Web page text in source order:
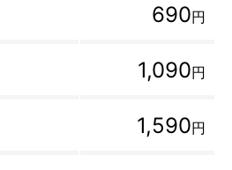
690円
1,090円
1,590円